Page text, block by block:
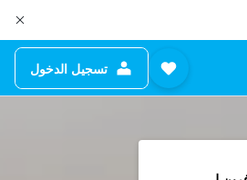
تسجيل الدخول